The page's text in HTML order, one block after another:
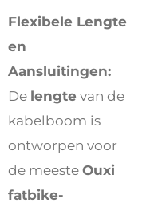
Flexibele Lengte
en
Aansluitingen:
De lengte van de
kabelboom is
ontworpen voor
de meesteOuxi
fatbike-